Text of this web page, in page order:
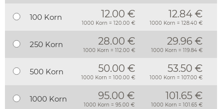
100 Korn 12.00 €
1000 Korn = 120.00 €
12.84 €
1000 Korn = 128.40 €
250 Korn 28.00 €
1000 Korn = 112.00 €
29.96 €
1000 Korn = 119.84 €
500 Korn 50.00 €
1000 Korn = 100.00 €
53.50 €
1000 Korn = 107.00 €
1000 Korn 95.00 €
1000 Korn = 95.00 €
101.65 €
1000 Korn = 101.65 €